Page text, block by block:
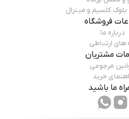
کلسیم و مینرال
فروشگاه
درباره ما
های ارتباطی
مشتریان
مرجوعی
خرید
ما باشید